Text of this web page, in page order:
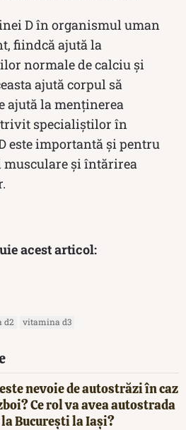
D în organismul uman
fiindcă ajută la
normale de calciu și
ajută corpul să
ajută la menținerea
specialiștilor în
este importantă și pentru
și întărirea
acest articol:
d2 vitamina d3
este nevoie de autostrăzi în caz
Ce rol va avea autostrada
la București la Iași?